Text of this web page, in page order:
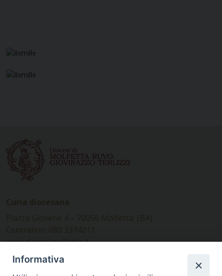
www.diocesimolfetta.it –
diocesimolfetta@pec.chiesacattolica.it
Informativa